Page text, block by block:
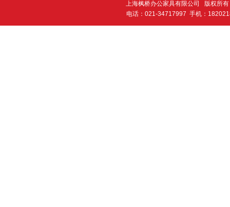
上海枫桥办公家具有限公司 版权所
电话：021-34717997 手机：